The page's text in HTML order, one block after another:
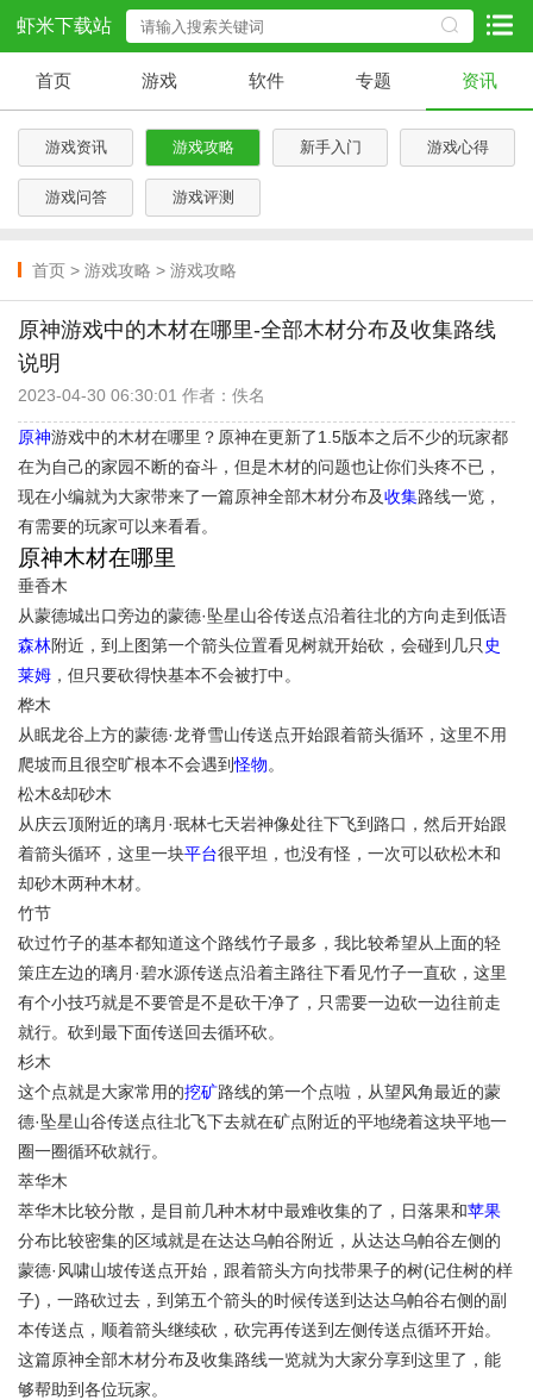
虾米下载站
首页 游戏 软件 专题 资讯
游戏资讯 游戏攻略 新手入门 游戏心得
游戏问答 游戏评测
首页 > 游戏攻略 > 游戏攻略
原神游戏中的木材在哪里-全部木材分布及收集路线
说明
2023-04-30 06:30:01 作者：佚名
原神游戏中的木材在哪里？原神在更新了1.5版本之后不少的玩家都
在为自己的家园不断的奋斗，但是木材的问题也让你们头疼不已，
现在小编就为大家带来了一篇原神全部木材分布及收集路线一览，
有需要的玩家可以来看看。
原神木材在哪里
垂香木
从蒙德城出口旁边的蒙德·坠星山谷传送点沿着往北的方向走到低语
森林附近，到上图第一个箭头位置看见树就开始砍，会碰到几只 史
莱姆 ，但只要砍得快基本不会被打中。
桦木
从眠龙谷上方的蒙德·龙脊雪山传送点开始跟着箭头循环，这里不用
爬坡而且很空旷根本不会遇到怪物。
松木&却砂木
从庆云顶附近的璃月·珉林七天岩神像处往下飞到路口，然后开始跟
着箭头循环，这里一块平台很平坦，也没有怪，一次可以砍松木和
却砂木两种木材。
竹节
砍过竹子的基本都知道这个路线竹子最多，我比较希望从上面的轻
策庄左边的璃月·碧水源传送点沿着主路往下看见竹子一直砍，这里
有个小技巧就是不要管是不是砍干净了，只需要一边砍一边往前走
就行。砍到最下面传送回去循环砍。
杉木
这个点就是大家常用的挖矿路线的第一个点啦，从望风角最近的蒙
德·坠星山谷传送点往北飞下去就在矿点附近的平地绕着这块平地一
圈一圈循环砍就行。
萃华木
萃华木比较分散，是目前几种木材中最难收集的了，日落果和苹果
分布比较密集的区域就是在达达乌帕谷附近，从达达乌帕谷左侧的
蒙德·风啸山坡传送点开始，跟着箭头方向找带果子的树(记住树的样
子)，一路砍过去，到第五个箭头的时候传送到达达乌帕谷右侧的副
本传送点，顺着箭头继续砍，砍完再传送到左侧传送点循环开始。
这篇原神全部木材分布及收集路线一览就为大家分享到这里了，能
够帮助到各位玩家。